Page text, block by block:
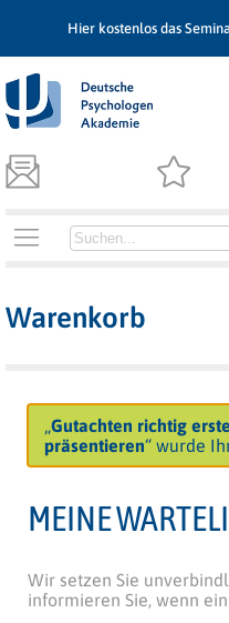
Hier kostenlos das
Warenkorb
„Gutachten richtig
präsentieren“ wurde
MEINE
Wir setzen Sie
informieren Sie, wenn